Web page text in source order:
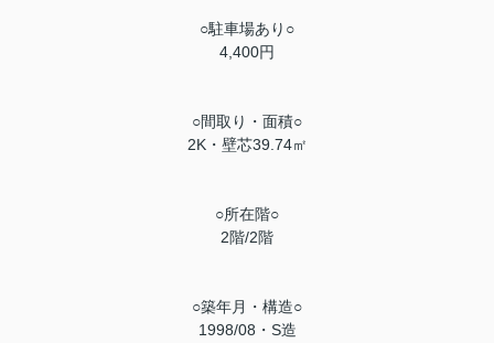
○駐車場あり○
4,400円
○間取り・面積○
2K・壁芯39.74㎡
○所在階○
2階/2階
○築年月・構造○
1998/08・S造